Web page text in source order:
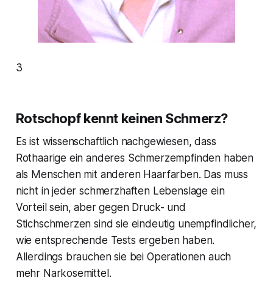
3
Rotschopf kennt keinen Schmerz?
Es ist wissenschaftlich nachgewiesen, dass
Rothaarige ein anderes Schmerzempfinden haben
als Menschen mit anderen Haarfarben. Das muss
nicht in jeder schmerzhaften Lebenslage ein
Vorteil sein, aber gegen Druck- und
Stichschmerzen sind sie eindeutig unempfindlicher,
wie entsprechende Tests ergeben haben.
Allerdings brauchen sie bei Operationen auch
mehr Narkosemittel.